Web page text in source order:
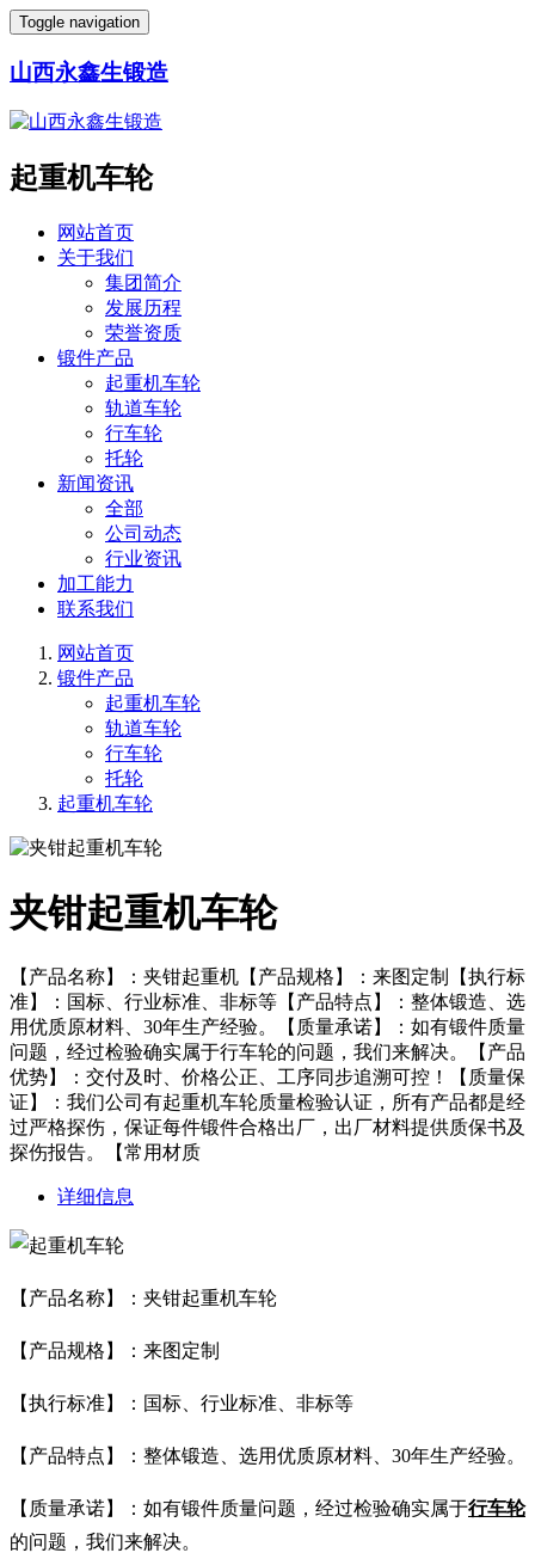
Toggle navigation
山西永鑫生锻造
起重机车轮
网站首页
关于我们
集团简介
发展历程
荣誉资质
锻件产品
起重机车轮
轨道车轮
行车轮
托轮
新闻资讯
全部
公司动态
行业资讯
加工能力
联系我们
网站首页
锻件产品
起重机车轮
轨道车轮
行车轮
托轮
起重机车轮
夹钳起重机车轮
【产品名称】：夹钳起重机【产品规格】：来图定制【执行标
准】：国标、行业标准、非标等【产品特点】：整体锻造、选
用优质原材料、30年生产经验。【质量承诺】：如有锻件质量
问题，经过检验确实属于行车轮的问题，我们来解决。【产品
优势】：交付及时、价格公正、工序同步追溯可控！【质量保
证】：我们公司有起重机车轮质量检验认证，所有产品都是经
过严格探伤，保证每件锻件合格出厂，出厂材料提供质保书及
探伤报告。【常用材质
详细信息
【产品名称】：夹钳起重机车轮
【产品规格】：来图定制
【执行标准】：国标、行业标准、非标等
【产品特点】：整体锻造、选用优质原材料、30年生产经验。
【质量承诺】：如有锻件质量问题，经过检验确实属于行车轮
的问题，我们来解决。